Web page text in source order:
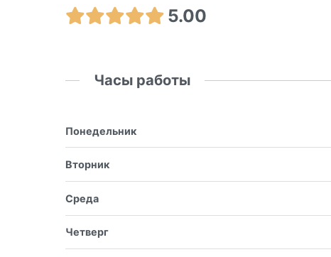
5.00
Часы работы
Понедельник
Вторник
Среда
Четверг